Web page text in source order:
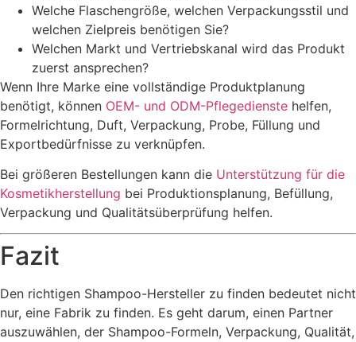
Welche Flaschengröße, welchen Verpackungsstil und
welchen Zielpreis benötigen Sie?
Welchen Markt und Vertriebskanal wird das Produkt
zuerst ansprechen?
Wenn Ihre Marke eine vollständige Produktplanung
benötigt, können OEM- und ODM-Pflegedienste helfen,
Formelrichtung, Duft, Verpackung, Probe, Füllung und
Exportbedürfnisse zu verknüpfen.
Bei größeren Bestellungen kann die Unterstützung für die
Kosmetikherstellung bei Produktionsplanung, Befüllung,
Verpackung und Qualitätsüberprüfung helfen.
Fazit
Den richtigen Shampoo-Hersteller zu finden bedeutet nicht
nur, eine Fabrik zu finden. Es geht darum, einen Partner
auszuwählen, der Shampoo-Formeln, Verpackung, Qualität,